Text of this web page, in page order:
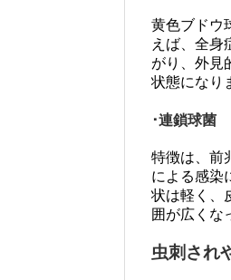
黄色ブドウ
えば、全身
がり、外見
状態になり
･連鎖球菌
特徴は、前
による感染
状は軽く、
囲が広くな
虫刺され